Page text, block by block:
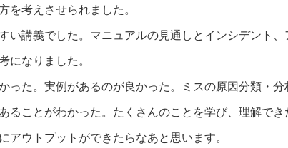
を考えさせられました。
い講義でした。マニュアルの見通しとインシデント
になりました。
った。実例があるのが良かった。ミスの原因分類・分
ることがわかった。たくさんのことを学び、理解でき
アウトプットができたらなあと思います。